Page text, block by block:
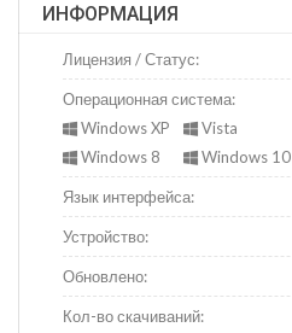
ИНФОРМАЦИЯ
Лицензия / Статус:
Операционная система:
Windows XP
Vista
Windows 8
Windows 10
Язык интерфейса:
Устройство:
Обновлено:
Кол-во скачиваний: